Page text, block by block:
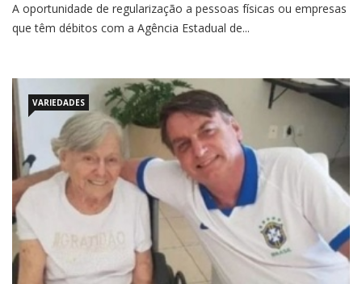
A oportunidade de regularização a pessoas físicas ou empresas
que têm débitos com a Agência Estadual de...
VARIEDADES